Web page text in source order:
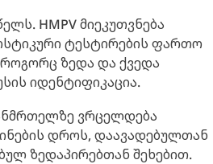
HMPV მიეკუთვნება
ტესტირების ფართო
როგორც ზედა და ქვედა
იდენტიფიკაცია.
ვრცელდება
დროს, დაავადებულთან
ზედაპირებთან შეხებით.